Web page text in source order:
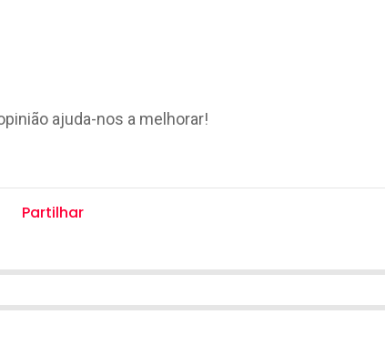
ajuda-nos a melhorar!
Partilhar